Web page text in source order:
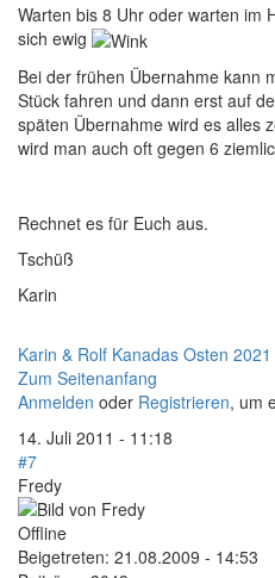
Warten bis 8 Uhr oder warten im
sich ewig
Bei der frühen Übernahme kann
Stück fahren und dann erst auf
späten Übernahme wird es alles
wird man auch oft gegen 6
Rechnet es für Euch aus.
Tschüß
Karin
Karin & Rolf Kanadas Osten 2021
Zum Seitenanfang
Anmelden oder Registrieren, um
14. Juli 2011 - 11:18
#7
Fredy
Offline
Beigetreten: 21.08.2009 - 14:53